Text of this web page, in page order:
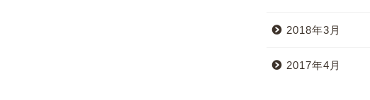
2018年3月
2017年4月